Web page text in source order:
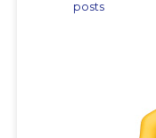
posts